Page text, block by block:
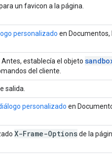
un favicon a la página.
personalizado en Documentos,
establecía el objeto
del cliente.
salida.
personalizado en
X-Frame-Optionsde la